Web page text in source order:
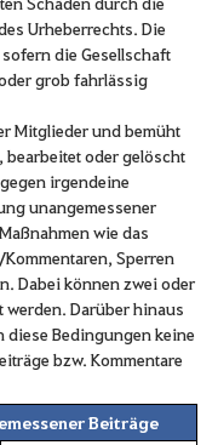
Urheberrechts. Die
die Gesellschaft
grob fahrlässig
Mitglieder und bemüht
oder gelöscht
irgendeine
unangemessener
wie das
Sperren
Dabei können zwei oder
Darüber hinaus
diese Bedingungen keine
bzw. Kommentare
Beiträge